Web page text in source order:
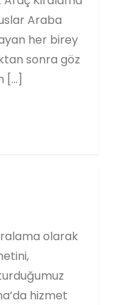
Araba
her birey
sonra göz
[…]
olarak
hizmet